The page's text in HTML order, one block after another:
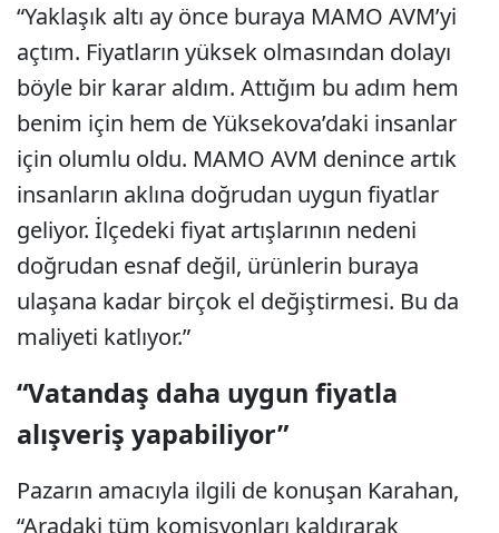
“Yaklaşık altı ay önce buraya MAMO AVM’yi
açtım. Fiyatların yüksek olmasından dolayı
böyle bir karar aldım. Attığım bu adım hem
benim için hem de Yüksekova’daki insanlar
için olumlu oldu. MAMO AVM denince artık
insanların aklına doğrudan uygun fiyatlar
geliyor. İlçedeki fiyat artışlarının nedeni
doğrudan esnaf değil, ürünlerin buraya
ulaşana kadar birçok el değiştirmesi. Bu da
maliyeti katlıyor.”
“Vatandaş daha uygun fiyatla
alışveriş yapabiliyor”
Pazarın amacıyla ilgili de konuşan Karahan,
“Aradaki tüm komisyonları kaldırarak